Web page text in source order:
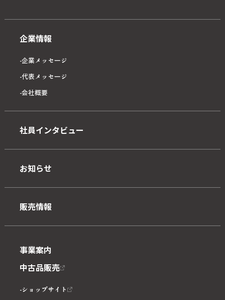
企業情報
企業メッセージ
代表メッセージ
会社概要
社員インタビュー
お知らせ
販売情報
事業案内
中古品販売
ショップサイト